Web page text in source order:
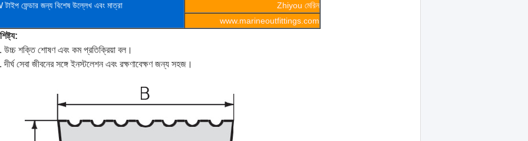
টাইপ ফেন্ডার জন্য বিশেষ উল্লেখ এবং মাত্রা
Zhiyou মেরিন
www.marineoutfittings.com
উচ্চ শক্তি শোষণ এবং কম প্রতিক্রিয়া বল।
দীর্ঘ সেবা জীবনের সঙ্গে ইনস্টলেশন এবং রক্ষণাবেক্ষণ জন্য সহজ।